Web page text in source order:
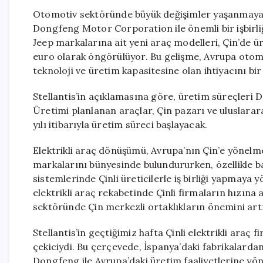
Otomotiv sektöründe büyük değişimler
Dongfeng Motor Corporation ile önemli bir
Jeep markalarına ait yeni araç modelleri, Çin’de
euro olarak öngörülüyor. Bu gelişme, Avrupa
teknoloji ve üretim kapasitesine olan ihtiyacını
Stellantis’in açıklamasına göre, üretim süreçleri
Üretimi planlanan araçlar, Çin pazarı ve
yılı itibarıyla üretim süreci başlayacak.
Elektrikli araç dönüşümü, Avrupa’nın Çin’e
markalarını bünyesinde bulundururken, özellikle
sistemlerinde Çinli üreticilerle iş birliği yapmaya
elektrikli araç rekabetinde Çinli firmaların
sektöründe Çin merkezli ortaklıkların önemini
Stellantis’in geçtiğimiz hafta Çinli elektrikli araç
çekiciydi. Bu çerçevede, İspanya’daki
Dongfeng ile Avrupa’daki üretim faaliyetlerine